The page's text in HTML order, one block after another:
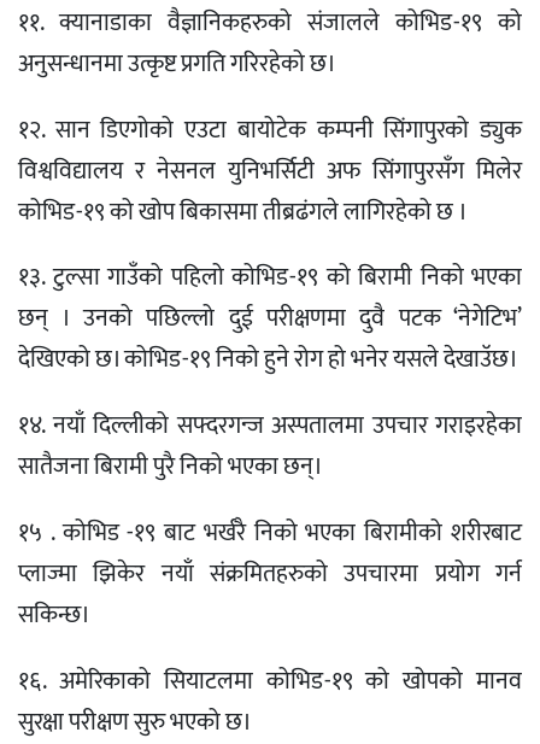
११. क्यानाडाका वैज्ञानिकहरुको संजालले कोभिड-१९ को
अनुसन्धानमा उत्कृष्ट प्रगति गरिरहेको छ।
१२. सान डिएगोको एउटा बायोटेक कम्पनी सिंगापुरको ड्युक
विश्वविद्यालय र नेसनल युनिभर्सिटी अफ सिंगापुरसँग मिलेर
कोभिड-१९ को खोप बिकासमा तीब्रढंगले लागिरहेको छ ।
१३. टुल्सा गाउँको पहिलो कोभिड-१९ को बिरामी निको भएका
छन् । उनको पछिल्लो दुई परीक्षणमा दुवै पटक ‘नेगेटिभ’
देखिएको छ। कोभिड-१९ निको हुने रोग हो भनेर यसले देखाउॅछ।
१४. नयाँ दिल्लीको सफ्दरगन्ज अस्पतालमा उपचार गराइरहेका
सातैजना बिरामी पुरै निको भएका छन्।
१५ . कोभिड -१९ बाट भर्खरै निको भएका बिरामीको शरीरबाट
प्लाज्मा झिकेर नयाँ संक्रमितहरुको उपचारमा प्रयोग गर्न
सकिन्छ।
१६. अमेरिकाको सियाटलमा कोभिड-१९ को खोपको मानव
सुरक्षा परीक्षण सुरु भएको छ।